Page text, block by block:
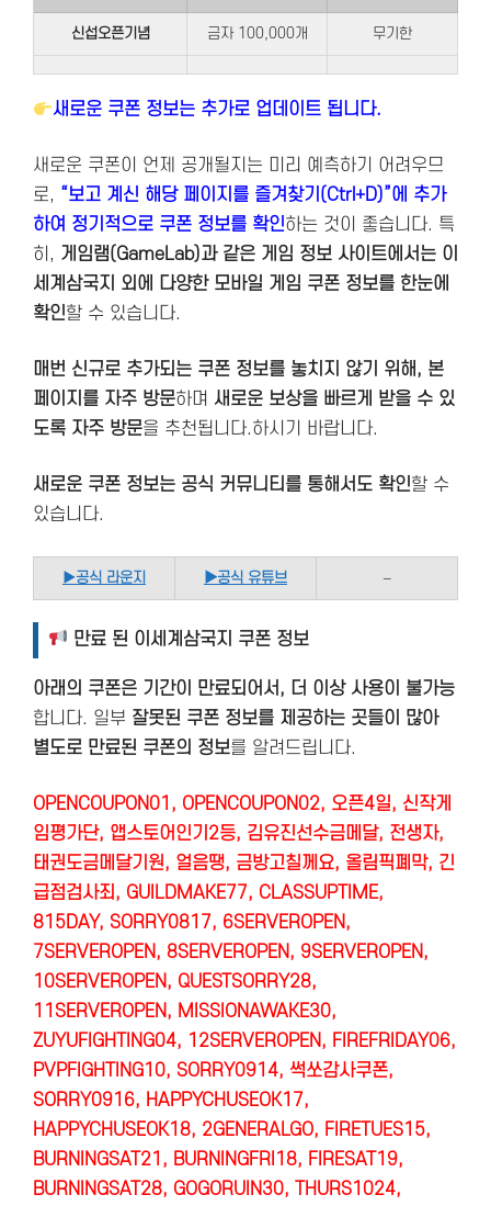
신섭오픈기념 금자 100,000개 무기한
새로운 쿠폰 정보는 추가로 업데이트 됩니다.
새로운 쿠폰이 언제 공개될지는 미리 예측하기 어려우므
로, “보고 계신 해당 페이지를 즐겨찾기(Ctrl+D)”에 추가
하여 정기적으로 쿠폰 정보를 확인하는 것이 좋습니다. 특
히, 게임램(GameLab)과 같은 게임 정보 사이트에서는 이
세계삼국지 외에 다양한 모바일 게임 쿠폰 정보를 한눈에
확인할 수 있습니다.
매번 신규로 추가되는 쿠폰 정보를 놓치지 않기 위해, 본
페이지를 자주 방문하며 새로운 보상을 빠르게 받을 수 있
도록 자주 방문을 추천됩니다.하시기 바랍니다.
새로운 쿠폰 정보는 공식 커뮤니티를 통해서도 확인할 수
있습니다.
▶공식 라운지 ▶공식 유튜브 –
만료 된 이세계삼국지 쿠폰 정보
아래의 쿠폰은 기간이 만료되어서, 더 이상 사용이 불가능
합니다. 일부 잘못된 쿠폰 정보를 제공하는 곳들이 많아
별도로 만료된 쿠폰의 정보를 알려드립니다.
OPENCOUPON01, OPENCOUPON02, 오픈4일, 신작게
임평가단, 앱스토어인기2등, 김유진선수금메달, 전생자,
태권도금메달기원, 얼음땡, 금방고칠께요, 올림픽폐막, 긴
급점검사죄, GUILDMAKE77, CLASSUPTIME,
815DAY, SORRY0817, 6SERVEROPEN,
7SERVEROPEN, 8SERVEROPEN, 9SERVEROPEN,
10SERVEROPEN, QUESTSORRY28,
11SERVEROPEN, MISSIONAWAKE30,
ZUYUFIGHTING04, 12SERVEROPEN, FIREFRIDAY06,
PVPFIGHTING10, SORRY0914, 썩쏘감사쿠폰,
SORRY0916, HAPPYCHUSEOK17,
HAPPYCHUSEOK18, 2GENERALGO, FIRETUES15,
BURNINGSAT21, BURNINGFRI18, FIRESAT19,
BURNINGSAT28, GOGORUIN30, THURS1024,